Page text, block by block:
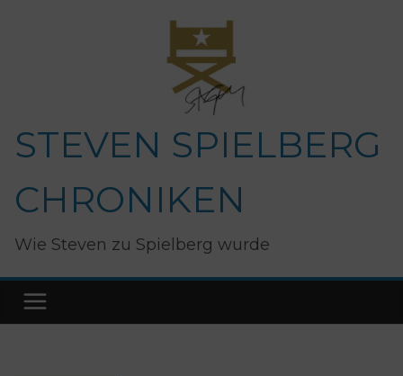
STEVEN SPIELBERG
CHRONIKEN
Wie Steven zu Spielberg wurde